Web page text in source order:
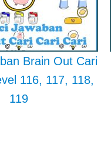
Brain Out Cari
116, 117, 118,
119